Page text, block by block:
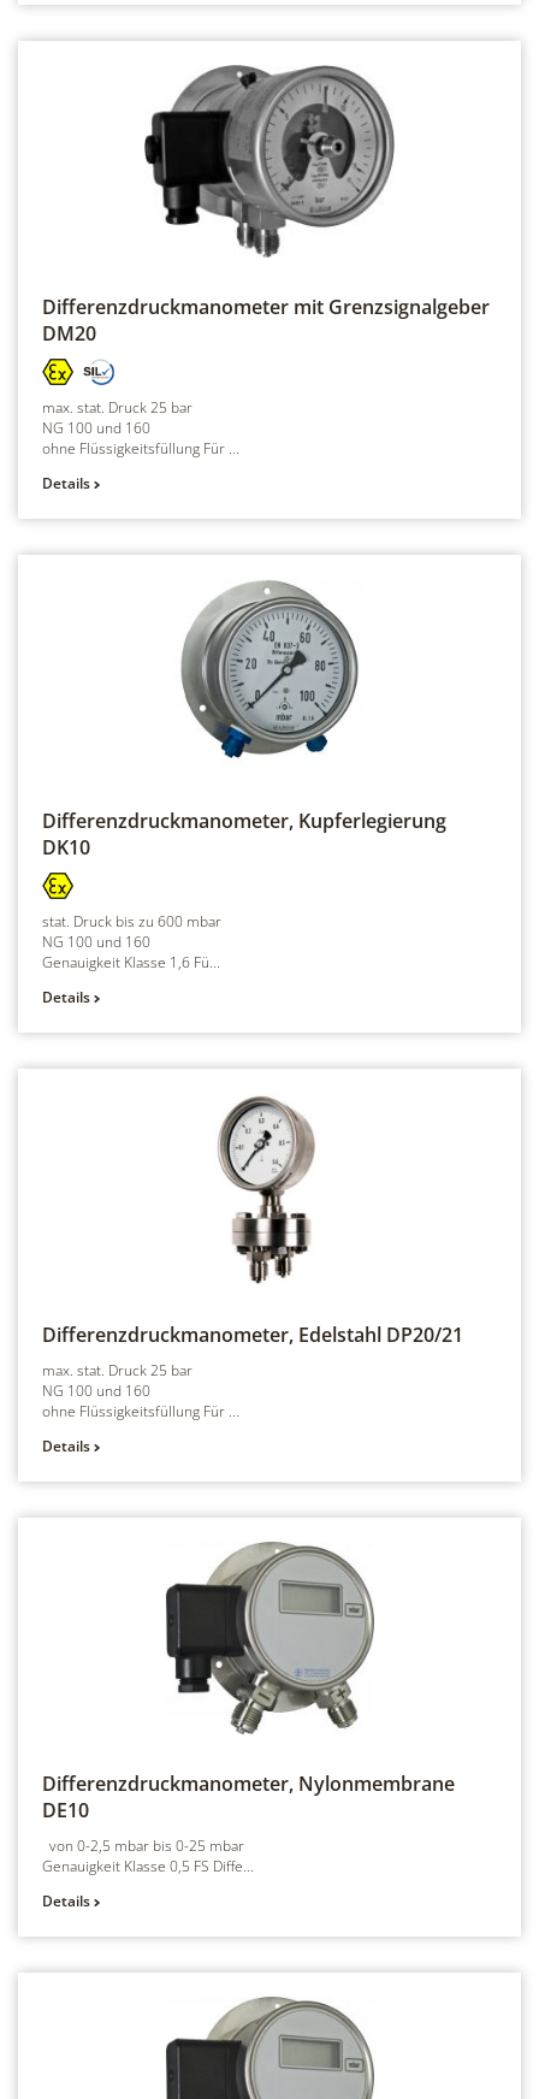
Differenzdruckmanometer mit Grenzsignalgeber
DM20
max. stat. Druck 25 bar
NG 100 und 160
ohne Flüssigkeitsfüllung Für ...
Details
Differenzdruckmanometer, Kupferlegierung
DK10
stat. Druck bis zu 600 mbar
NG 100 und 160
Genauigkeit Klasse 1,6 Fü...
Details
Differenzdruckmanometer, Edelstahl DP20/21
max. stat. Druck 25 bar
NG 100 und 160
ohne Flüssigkeitsfüllung Für ...
Details
Differenzdruckmanometer, Nylonmembrane
DE10
von 0-2,5 mbar bis 0-25 mbar
Genauigkeit Klasse 0,5 FS Diffe...
Details